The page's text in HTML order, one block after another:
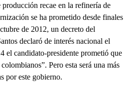
recae en la refinería de
se ha prometido desde finales
de 2012, un decreto del
declaró de interés nacional el
el candidato-presidente prometió que
Pero esta será una más
por este gobierno.